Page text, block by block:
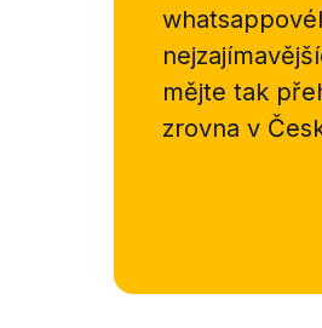
mějte tak
zrovna v